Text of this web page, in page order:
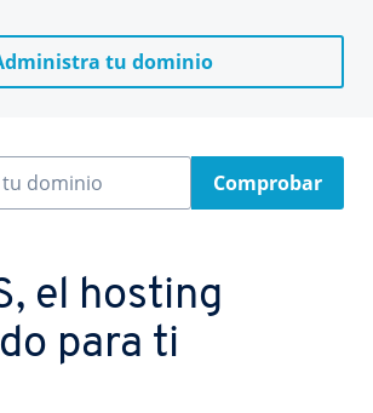
tu dominio
dominio Comprobar
el hosting
para ti